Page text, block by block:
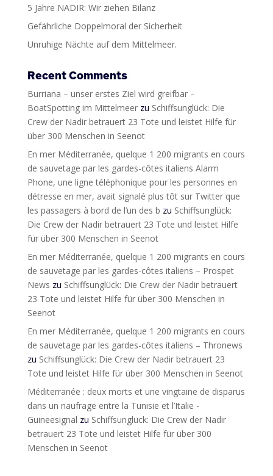
5 Jahre NADIR: Wir ziehen Bilanz
Gefährliche Doppelmoral der Sicherheit
Unruhige Nächte auf dem Mittelmeer.
Recent Comments
Burriana – unser erstes Ziel wird greifbar –
BoatSpotting im Mittelmeerzu Schiffsunglück: Die
Crew der Nadir betrauert 23 Tote und leistet Hilfe für
über 300 Menschen in Seenot
En mer Méditerranée, quelque 1 200 migrants en cours
de sauvetage par les gardes-côtes italiens Alarm
Phone, une ligne téléphonique pour les personnes en
détresse en mer, avait signalé plus tôt sur Twitter que
les passagers à bord de l’un des b zu Schiffsunglück:
Die Crew der Nadir betrauert 23 Tote und leistet Hilfe
für über 300 Menschen in Seenot
En mer Méditerranée, quelque 1 200 migrants en cours
de sauvetage par les gardes-côtes italiens – Prospet
News zu Schiffsunglück: Die Crew der Nadir betrauert
23 Tote und leistet Hilfe für über 300 Menschen in
Seenot
En mer Méditerranée, quelque 1 200 migrants en cours
de sauvetage par les gardes-côtes italiens – Thronews
zu Schiffsunglück: Die Crew der Nadir betrauert 23
Tote und leistet Hilfe für über 300 Menschen in Seenot
Méditerranée : deux morts et une vingtaine de disparus
dans un naufrage entre la Tunisie et l’Italie -
Guineesignal zu Schiffsunglück: Die Crew der Nadir
betrauert 23 Tote und leistet Hilfe für über 300
Menschen in Seenot